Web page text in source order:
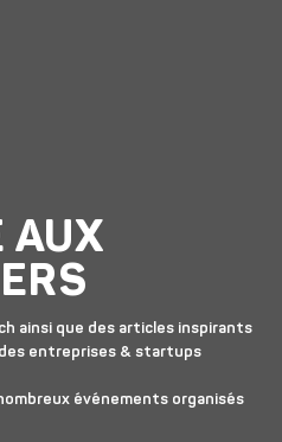
AUX
ainsi que des articles inspirants
entreprises & startups
événements organisés